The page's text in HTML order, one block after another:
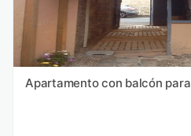
Apartamento con balcón